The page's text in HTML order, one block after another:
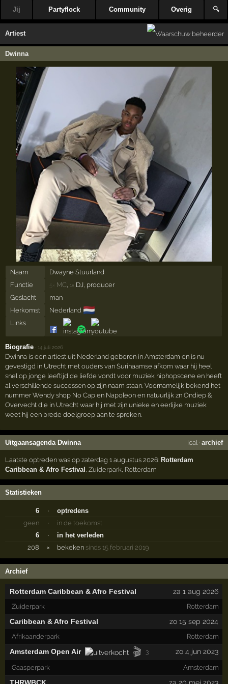
Jij Partyflock Community Overig 🔍
Artiest
Dwinna
Naam
Dwayne Stuurland
Functie
MC 1× DJ, producer
Geslacht
man
Herkomst
Nederland 🇳🇱
Links
Biografie ·14 juli 2026
Dwinna is een artiest uit Nederland geboren in Amsterdam en is nu
gevestigd in Utrecht met ouders van Surinaamse afkom waar hij heel
snel op jonge leeftijd de liefde vondt voor muziek hiphopscene en heeft
al verschillende successen op zijn naam staan. Voornamelijk bekend het
nummer Wendy shop No Cap en Napoleon en natuurlijk zn Ondiep &
Overvecht die in Utrecht waar hij met zijn unieke en eerlijke muziek
weet hij een brede doelgroep aan te spreken.
Uitgaansagenda Dwinna ical · archief
Laatste optreden was op zaterdag 1 augustus 2026: Rotterdam
Caribbean & Afro Festival ,Zuiderpark, Rotterdam
Statistieken
6 ·
optredens
geen
·
in de toekomst
6
·
in het verleden
208
× bekeken sinds 15 februari 2019
Archief
Rotterdam Caribbean & Afro Festival za 1 aug 2026
Zuiderpark Rotterdam
Caribbean & Afro Festival zo 15 sep 2024
Afrikaanderpark Rotterdam
Amsterdam Open Air 🎬 3 zo 4 jun 2023
Gaasperpark Amsterdam